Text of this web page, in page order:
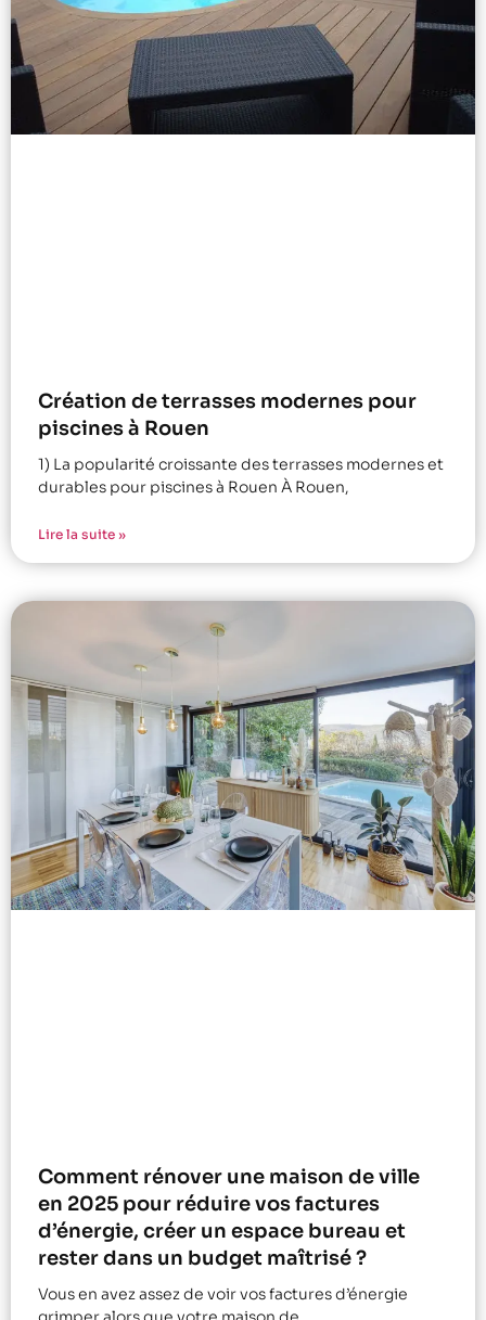
Création de terrasses modernes pour
piscines à Rouen
1) La popularité croissante des terrasses modernes et
durables pour piscines à Rouen À Rouen,
Lire la suite »
Comment rénover une maison de ville
en 2025 pour réduire vos factures
d’énergie, créer un espace bureau et
rester dans un budget maîtrisé ?
Vous en avez assez de voir vos factures d’énergie